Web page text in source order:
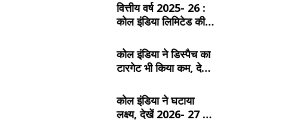
वित्तीय वर्ष 2025- 26 :
कोल इंडिया लिमिटेड की
कोल इंडिया ने डिस्पैच का
टारगेट भी किया कम, देखें
नया लक्ष्य
कोल इंडिया ने घटाया
लक्ष्य, देखें 2026- 27 का